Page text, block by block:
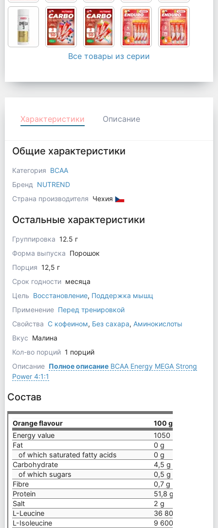
Все товары из серии
Характеристики Описание
Общие характеристики
Категория BCAA
Бренд
NUTREND
Страна производителя Чехия
Остальные характеристики
Группировка 12.5 г
Форма выпуска Порошок
Порция 12,5 г
Срок годности месяца
Цель Восстановление, Поддержка мышц
Применение Перед тренировкой
Свойства С кофеином, Без сахара, Аминокислоты
Вкус Малина
Кол-во порций 1 порций
Описание Полное описаниеBCAA Energy MEGA Strong
Power 4:1:1
Состав
Orange flavour
100 g
Energy value
1050 kJ/ 247 kcal
Fat
0 g
of which saturated fatty acids
0 g
Carbohydrate
4,5 g
of which sugars
0,5 g
Fibre
0,7 g
Protein
51,8 g
Salt
2 g
L-Leucine
36 800 mg
L-Isoleucine
9 600 mg